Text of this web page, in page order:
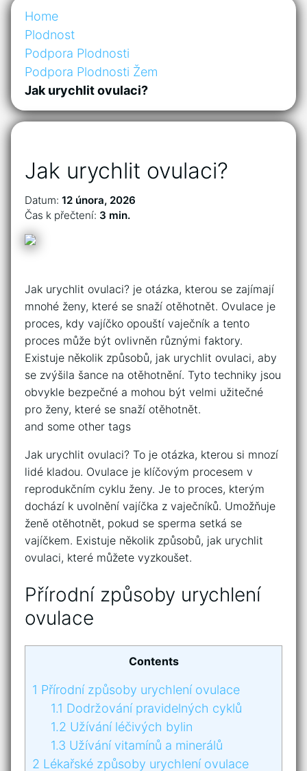
Home
Plodnost
Podpora Plodnosti
Podpora Plodnosti Žem
Jak urychlit ovulaci?
Jak urychlit ovulaci?
Datum: 12 února, 2026
Čas k přečtení: 3 min.
Jak urychlit ovulaci? je otázka, kterou se zajímají
mnohé ženy, které se snaží otěhotnět. Ovulace je
proces, kdy vajíčko opouští vaječník a tento
proces může být ovlivněn různými faktory.
Existuje několik způsobů, jak urychlit ovulaci, aby
se zvýšila šance na otěhotnění. Tyto techniky jsou
obvykle bezpečné a mohou být velmi užitečné
pro ženy, které se snaží otěhotnět.
and some other tags
Jak urychlit ovulaci? To je otázka, kterou si mnozí
lidé kladou. Ovulace je klíčovým procesem v
reprodukčním cyklu ženy. Je to proces, kterým
dochází k uvolnění vajíčka z vaječníků. Umožňuje
ženě otěhotnět, pokud se sperma setká se
vajíčkem. Existuje několik způsobů, jak urychlit
ovulaci, které můžete vyzkoušet.
Přírodní způsoby urychlení
ovulace
Contents
1 Přírodní způsoby urychlení ovulace
1.1 Dodržování pravidelných cyklů
1.2 Užívání léčivých bylin
1.3 Užívání vitamínů a minerálů
2 Lékařské způsoby urychlení ovulace